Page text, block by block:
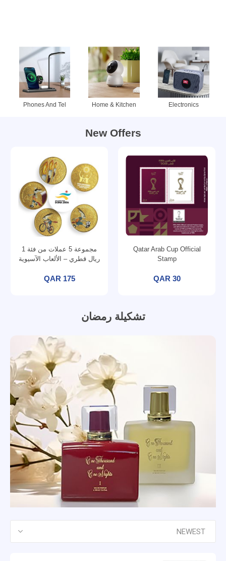
Electronics
Home & Kitchen
Phones And Tel
New Offers
Qatar Arab Cup Official
Stamp
QAR 30
مجموعة 5 عملات من فئة 1
ريال قطري – الألعاب الآسيوية
QAR 175
تشكيلة رمضان